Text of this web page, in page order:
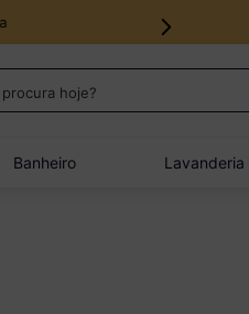
hoje?
Banheiro Lavanderia